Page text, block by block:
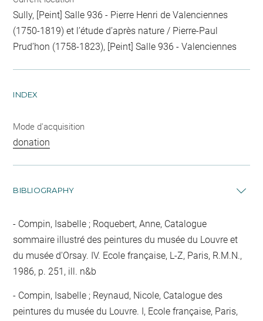
Sully, [Peint] Salle 936 - Pierre Henri de Valenciennes
(1750-1819) et l’étude d’après nature / Pierre-Paul
Prud’hon (1758-1823), [Peint] Salle 936 - Valenciennes
INDEX
Mode d'acquisition
donation
BIBLIOGRAPHY
Compin, Isabelle ; Roquebert, Anne, Catalogue
sommaire illustré des peintures du musée du Louvre et
du musée d'Orsay. IV. Ecole française, L-Z, Paris, R.M.N.,
1986, p. 251, ill. n&b
Compin, Isabelle ; Reynaud, Nicole, Catalogue des
peintures du musée du Louvre. I, Ecole française, Paris,